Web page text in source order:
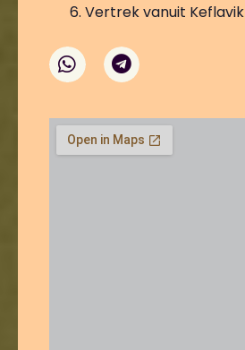
Vertrek vanuit Keflavik